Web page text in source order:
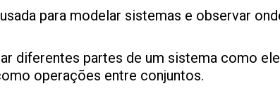
para modelar sistemas e observar
diferentes partes de um sistema como
operações entre conjuntos.